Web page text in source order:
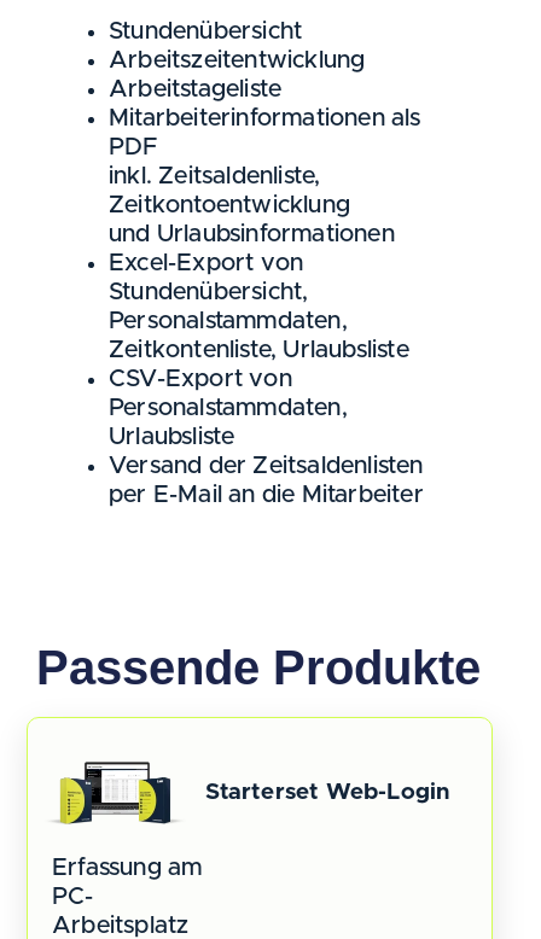
Stundenübersicht
Arbeitszeitentwicklung
Arbeitstageliste
Mitarbeiterinformationen als
PDF
inkl. Zeitsaldenliste,
Zeitkontoentwicklung
und Urlaubsinformationen
Excel-Export von
Stundenübersicht,
Personalstammdaten,
Zeitkontenliste, Urlaubsliste
CSV-Export von
Personalstammdaten,
Urlaubsliste
Versand der Zeitsaldenlisten
per E-Mail an die Mitarbeiter
Passende Produkte
Starterset Web-Login
Erfassung am
PC-
Arbeitsplatz